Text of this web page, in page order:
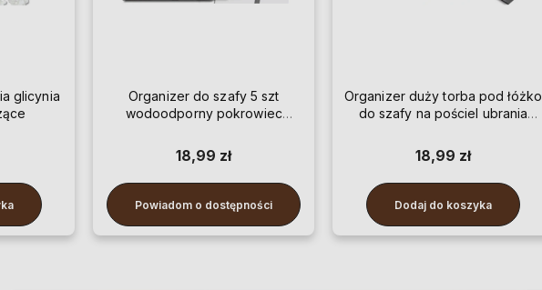
glicynia
Organizer do szafy 5 szt
wodoodporny pokrowiec
100 cm
18,99 zł
Powiadom o dostępności
Organizer duży torba pod łóżko
do szafy na pościel ubrania
18,99 zł
Dodaj do koszyka